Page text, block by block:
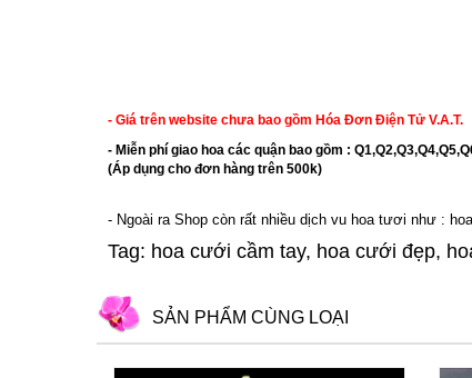
- Giá trên website chưa bao gồm Hóa Đơn Điện Tử V.A.T.
- Miễn phí giao hoa các quận bao gồm :
(Áp dụng cho đơn hàng trên 500k)
- Ngoài ra Shop còn rất nhiều dịch vu hoa tươi như :
Tag: hoa cưới cầm tay, hoa cưới đẹp,
SẢN PHẨM CÙNG LOẠI